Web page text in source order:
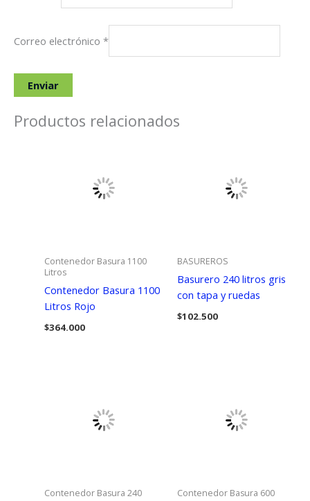
Correo electrónico *
Productos relacionados
Contenedor Basura 1100
Litros
Contenedor Basura 1100
Litros Rojo
$364.000
BASUREROS
Basurero 240 litros gris
con tapa y ruedas
$102.500
Contenedor Basura 240
Contenedor Basura 600